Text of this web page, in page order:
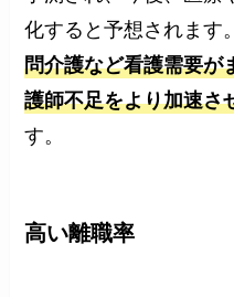
化すると予想されます
問介護など看護需要が
護師不足をより加速さ
す。
高い離職率